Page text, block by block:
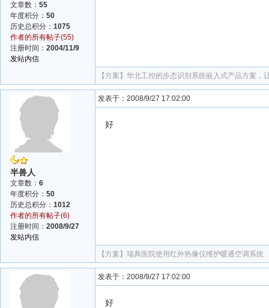
文章数： 55
年度积分： 50
历史总积分： 1075
作者的所有帖子(55)
注册时间： 2004/11/9
发站内信
【方案】 华北工控的步态识别系统嵌入式产品方案，
半兽人
文章数： 6
年度积分： 50
历史总积分： 1012
作者的所有帖子(6)
注册时间： 2008/9/27
发站内信
发表于：2008/9/27 17:02:00
好
【方案】 瑞典医院使用红外热像仪维护暖通空调系统
发表于：2008/9/27 17:02:00
好